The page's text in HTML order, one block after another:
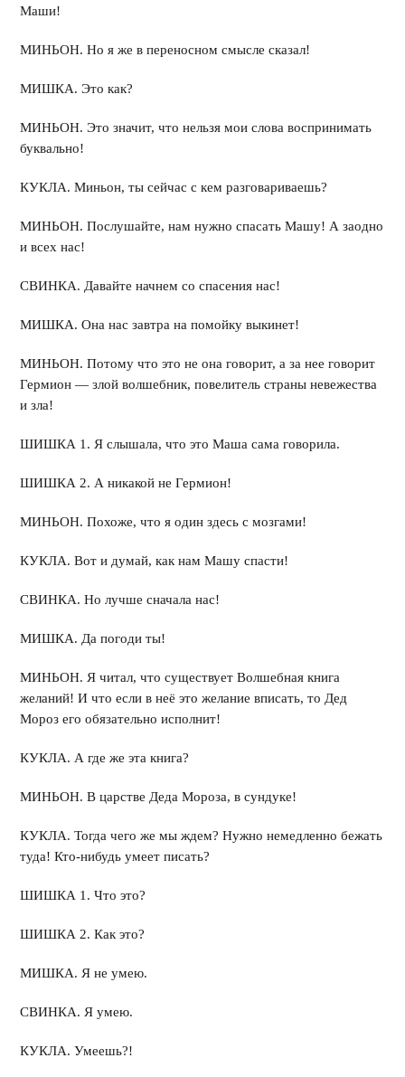
Маши!
МИНЬОН. Но я же в переносном смысле сказал!
МИШКА. Это как?
МИНЬОН. Это значит, что нельзя мои слова воспринимать
буквально!
КУКЛА. Миньон, ты сейчас с кем разговариваешь?
МИНЬОН. Послушайте, нам нужно спасать Машу! А заодно
и всех нас!
СВИНКА. Давайте начнем со спасения нас!
МИШКА. Она нас завтра на помойку выкинет!
МИНЬОН. Потому что это не она говорит, а за нее говорит
Гермион — злой волшебник, повелитель страны невежества
и зла!
ШИШКА 1. Я слышала, что это Маша сама говорила.
ШИШКА 2. А никакой не Гермион!
МИНЬОН. Похоже, что я один здесь с мозгами!
КУКЛА. Вот и думай, как нам Машу спасти!
СВИНКА. Но лучше сначала нас!
МИШКА. Да погоди ты!
МИНЬОН. Я читал, что существует Волшебная книга
желаний! И что если в неё это желание вписать, то Дед
Мороз его обязательно исполнит!
КУКЛА. А где же эта книга?
МИНЬОН. В царстве Деда Мороза, в сундуке!
КУКЛА. Тогда чего же мы ждем? Нужно немедленно бежать
туда! Кто-нибудь умеет писать?
ШИШКА 1. Что это?
ШИШКА 2. Как это?
МИШКА. Я не умею.
СВИНКА. Я умею.
КУКЛА. Умеешь?!